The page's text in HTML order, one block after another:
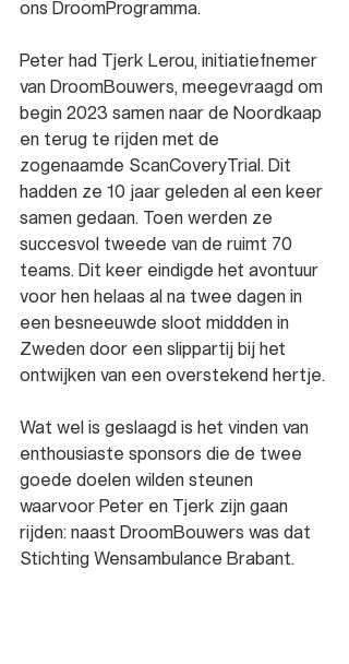
ons DroomProgramma.
Peter had Tjerk Lerou, initiatiefnemer
van DroomBouwers, meegevraagd om
begin 2023 samen naar de Noordkaap
en terug te rijden met de
zogenaamde ScanCoveryTrial. Dit
hadden ze 10 jaar geleden al een keer
samen gedaan. Toen werden ze
succesvol tweede van de ruimt 70
teams. Dit keer eindigde het avontuur
voor hen helaas al na twee dagen in
een besneeuwde sloot middden in
Zweden door een slippartij bij het
ontwijken van een overstekend hertje.
Wat wel is geslaagd is het vinden van
enthousiaste sponsors die de twee
goede doelen wilden steunen
waarvoor Peter en Tjerk zijn gaan
rijden: naast DroomBouwers was dat
Stichting Wensambulance Brabant.